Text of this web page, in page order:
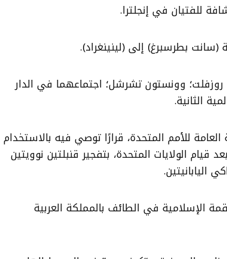
فرانكلين روزفلت؛ وونستون تشرشل؛ اجتماعهما في الدار
الثانية.
الجمعية العامة للأمم المتحدة، قرارًا توصي فيه بالاستخدام
قيام الولايات المتحدة، بتفجير قنبلتين نوويتين
اليابانيتين.
مؤتمر القمة الإسلامية في الطائف بالمملكة العربية